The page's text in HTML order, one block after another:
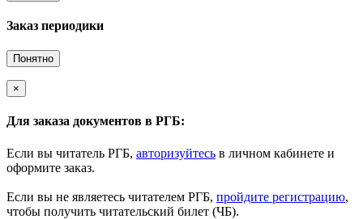
Заказ периодики
Понятно
×
Для заказа документов в РГБ:
Если вы читатель РГБ, авторизуйтесь в личном кабинете и
оформите заказ.
Если вы не являетесь читателем РГБ, пройдите регистрацию,
чтобы получить читательский билет (ЧБ).